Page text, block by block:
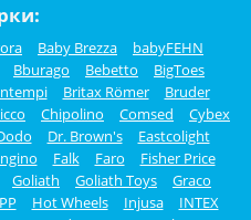
Baby Brezza
babyFEHN
Bburago Bebetto
BigToes
Britax Römer
Bruder
Chipolino Comsed
Cybex
Dr. Brown's
Eastcolight
Falk Faro
Fisher Price
Goliath Goliath Toys
Graco
Hot Wheels Injusa
INTEX